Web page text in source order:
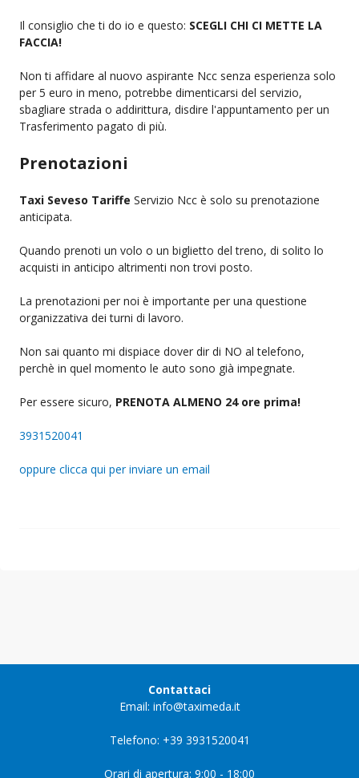
Il consiglio che ti do io e questo: SCEGLI CHI CI METTE LA
FACCIA!
Non ti affidare al nuovo aspirante Ncc senza esperienza solo
per 5 euro in meno, potrebbe dimenticarsi del servizio,
sbagliare strada o addirittura, disdire l'appuntamento per un
Trasferimento pagato di più.
Prenotazioni
Taxi Seveso Tariffe Servizio Ncc è solo su prenotazione
anticipata.
Quando prenoti un volo o un biglietto del treno, di solito lo
acquisti in anticipo altrimenti non trovi posto.
La prenotazioni per noi è importante per una questione
organizzativa dei turni di lavoro.
Non sai quanto mi dispiace dover dir di NO al telefono,
perchè in quel momento le auto sono già impegnate.
Per essere sicuro, PRENOTA ALMENO 24 ore prima!
3931520041
oppure clicca qui per inviare un email
Contattaci
Email: info@taximeda.it
Telefono: +39 3931520041
Orari di apertura: 9:00 - 18:00